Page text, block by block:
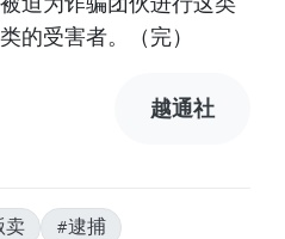
的受害者。（完）
越通社
卖
#逮捕